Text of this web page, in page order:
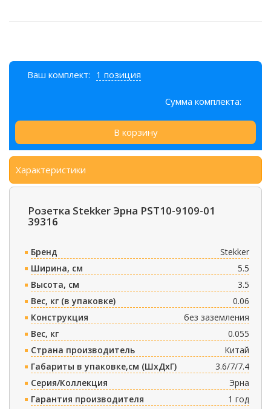
Ваш комплект: 1 позиция
Сумма комплекта:
В корзину
Характеристики
Розетка Stekker Эрна PST10-9109-01
39316
Бренд
Stekker
Ширина, см
5.5
Высота, см
3.5
Вес, кг (в упаковке)
0.06
Конструкция
без заземления
Вес, кг
0.055
Страна производитель
Китай
Габариты в упаковке,см (ШxДxГ)
3.6/7/7.4
Серия/Коллекция
Эрна
Гарантия производителя
1 год